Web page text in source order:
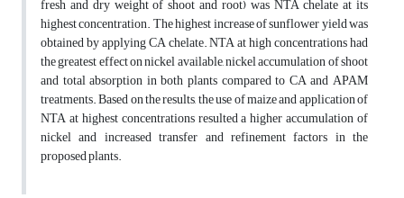
fresh and dry weight of shoot and root) was NTA chelate at its
highest concentration. The highest increase of sunflower yield was
obtained by applying CA chelate. NTA at high concentrations had
the greatest effect on nickel available, nickel accumulation of shoot
and total absorption in both plants compared to CA and APAM
treatments. Based on the results, the use of maize and application of
NTA at highest concentrations resulted a higher accumulation of
nickel and increased transfer and refinement factors in the
proposed plants.